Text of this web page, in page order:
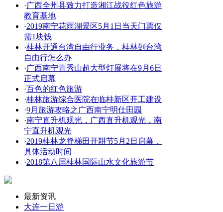
·广西全州县致力打造湘江战役红色旅游
教育基地
·2019南宁花雨湖景区5月1日当天门票仅
需1块钱
·桂林开通台湾自由行业务，桂林到台湾
自由行怎么办
·广西南宁青秀山超大型灯展将在9月6日
正式启幕
·百色的红色旅游
·桂林旅游综合医院在临桂新区开工建设
·9月旅游攻略之广西南宁明仕田园
·南宁直升机观光，广西直升机观光，南
宁直升机观光
·2019桂林龙脊梯田开耕节5月2日启幕，
具体活动时间
·2018第八届桂林国际山水文化旅游节
最新资讯
大连一日游